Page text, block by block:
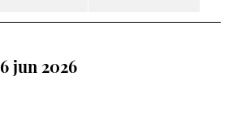
6 jun 2026